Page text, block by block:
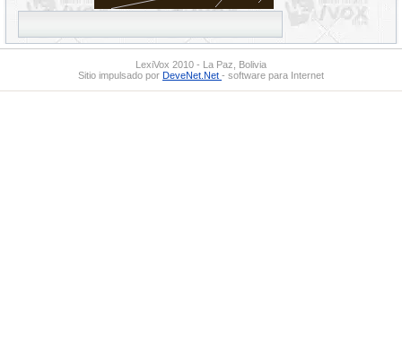
LexiVox 2010 - La Paz, Bolivia
Sitio impulsado por DeveNet.Net - software para Internet